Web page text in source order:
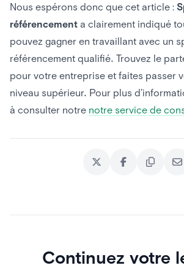
Nous espérons donc que cet article :
référencement a clairement indiqué
pouvez gagner en travaillant avec un
référencement qualifié. Trouvez le
pour votre entreprise et faites passer
niveau supérieur. Pour plus
à consulter notre notre service de
Continuez votre